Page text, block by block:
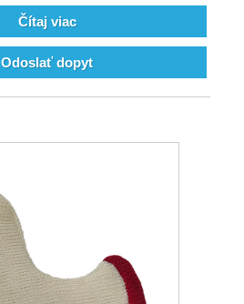
Čítaj viac
Odoslať dopyt